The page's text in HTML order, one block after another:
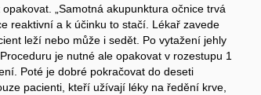
„Samotná akupunktura očnice trvá
reaktivní a k účinku to stačí. Lékař zavede
leží nebo může i sedět. Po vytažení jehly
je nutné ale opakovat v rozestupu 1
Poté je dobré pokračovat do deseti
pacienti, kteří užívají léky na ředění krve,